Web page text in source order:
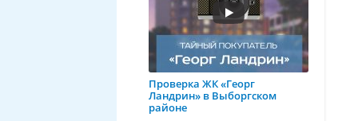
Проверка ЖК «Георг
Ландрин» в Выборгском
районе